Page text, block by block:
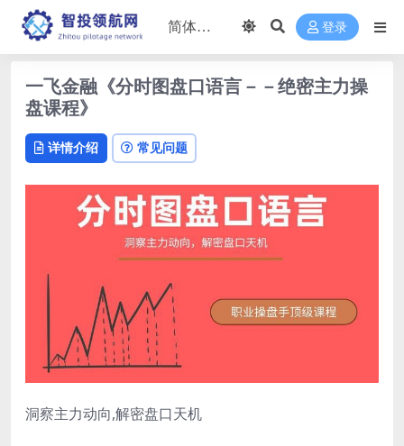
登录
一飞金融《分时图盘口语言－－绝密主力操
盘课程》
详情介绍 常见问题
洞察主力动向,解密盘口天机